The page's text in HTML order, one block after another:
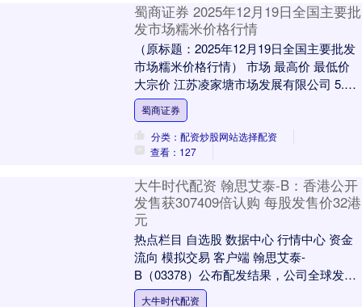
蜀商证券 2025年12月19日全国主要批
发市场糯米价格行情
（原标题：2025年12月19日全国主要批发
市场糯米价格行情） 市场 最高价 最低价
大宗价 江苏凌家塘市场发展有限公司 5.20
4.60 5.00 江西南方....
蜀商证券
分类：配资炒股网站选择配资
查看：127
大牛时代配资 翰思艾泰-B：香港公开
发售获307409倍认购 每股发售价32港
元
热点栏目 自选股 数据中心 行情中心 资金
流向 模拟交易 客户端 翰思艾泰-
B（03378）公布配发结果，公司全球发售
1832.1万股H股，香港公开发售占10%....
大牛时代配资